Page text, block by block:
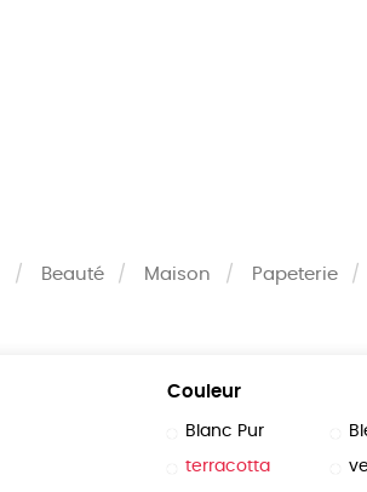
Beauté Maison Papeterie
Couleur
Blanc Pur
terracotta